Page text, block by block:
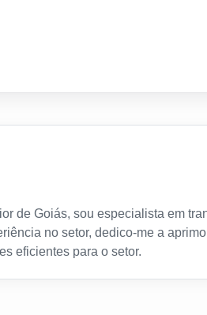
de Goiás, sou especialista em
no setor, dedico-me a
eficientes para o setor.